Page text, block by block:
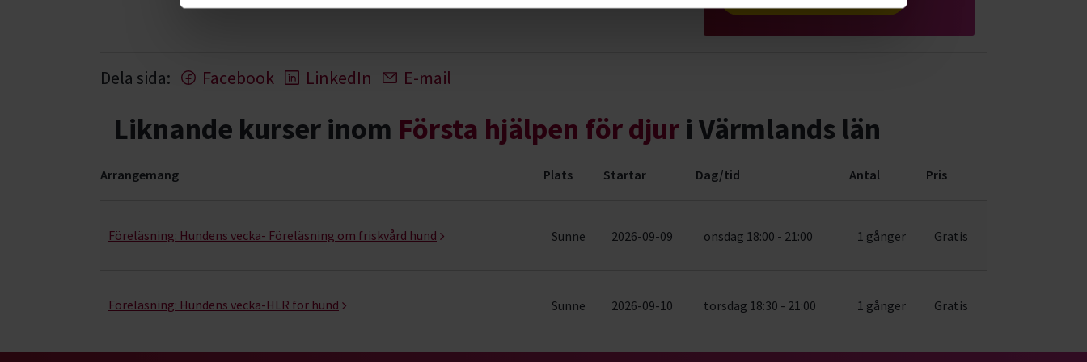
Dela sida: Facebook LinkedIn E-mail
Liknande kurser inom Första hjälpen för djur i Värmlands län
Arrangemang Plats Startar Dag/tid Antal Pris
Föreläsning: Hundens vecka- Föreläsning om friskvård hund Sunne 2026-09-09 onsdag 18:00 - 21:00 1 gånger Gratis
Föreläsning: Hundens vecka-HLR för hund Sunne 2026-09-10 torsdag 18:30 - 21:00 1 gånger Gratis